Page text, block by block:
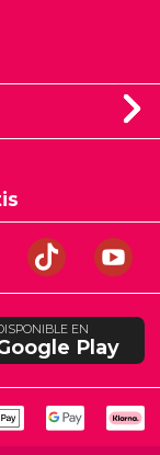
EN
Play